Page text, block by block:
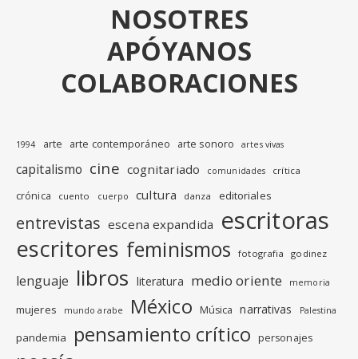
NOSOTRES
APÓYANOS
COLABORACIONES
1994 arte arte contemporáneo arte sonoro artes vivas
capitalismo cine cognitariado comunidades crítica
crónica cuento cuerpo cultura danza editoriales
entrevistas escena expandida escritoras
escritores feminismos fotografia godinez
lenguaje libros literatura medio oriente memoria
mujeres mundo arabe México Música narrativas Palestina
pandemia pensamiento crítico personajes